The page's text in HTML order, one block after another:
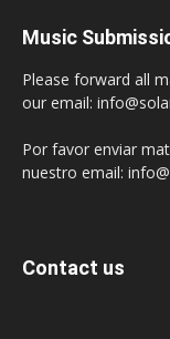
Music
Please forward all
our email:
Por favor enviar
nuestro email:
Contact us